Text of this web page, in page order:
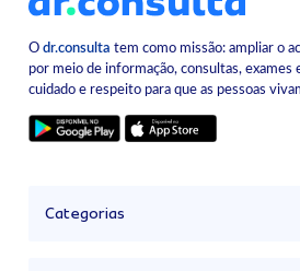
Odr.consulta tem como missão: ampliar o
por meio de informação, consultas, exames
cuidado e respeito para que as pessoas
Categorias